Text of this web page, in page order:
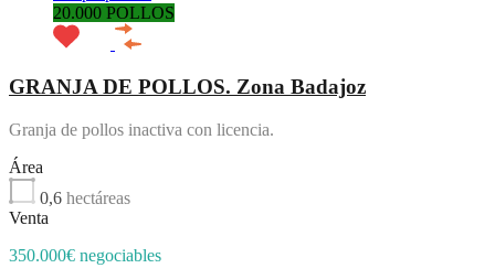
20.000 POLLOS
GRANJA DE POLLOS. Zona Badajoz
Granja de pollos inactiva con licencia.
Área
0,6 hectáreas
Venta
350.000€ negociables